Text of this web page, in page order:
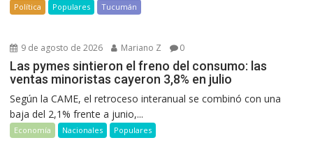
Política Populares Tucumán
9 de agosto de 2026 Mariano Z 0
Las pymes sintieron el freno del consumo: las
ventas minoristas cayeron 3,8% en julio
Según la CAME, el retroceso interanual se combinó con una
baja del 2,1% frente a junio,...
Economía Nacionales Populares